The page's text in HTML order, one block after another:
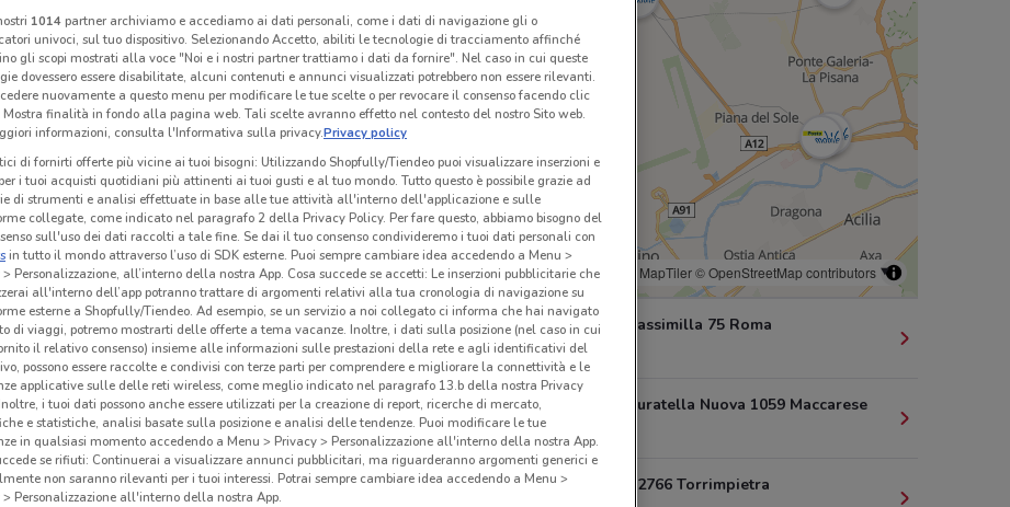
provvedimenti regionali o nazionali. Verifica l’accuratezza
© MapTiler© OpenStreetMap contributors
Via Della Massimilla 75 Roma
4.2 km
Via Della Muratella Nuova 1059 Maccarese
6 km
Via Aurelia 2766 Torrimpietra
1014partner archiviamo e accediamo ai dati personali, come i dati di navigazione gli o
univoci, sul tuo dispositivo. Selezionando Accetto, abiliti le tecnologie di tracciamento affinché
gli scopi mostrati alla voce "Noi e i nostri partner trattiamo i dati da fornire". Nel caso in cui queste
dovessero essere disabilitate, alcuni contenuti e annunci visualizzati potrebbero non essere rilevanti.
nuovamente a questo menu per modificare le tue scelte o per revocare il consenso facendo clic
finalità in fondo alla pagina web. Tali scelte avranno effetto nel contesto del nostro Sito web.
informazioni, consulta l'Informativa sulla privacy.Privacy policy
di fornirti offerte più vicine ai tuoi bisogni: Utilizzando Shopfully/Tiendeo puoi visualizzare inserzioni e
i tuoi acquisti quotidiani più attinenti ai tuoi gusti e al tuo mondo. Tutto questo è possibile grazie ad
di strumenti e analisi effettuate in base alle tue attività all'interno dell'applicazione e sulle
collegate, come indicato nel paragrafo 2 della Privacy Policy. Per fare questo, abbiamo bisogno del
sull'uso dei dati raccolti a tale fine. Se dai il tuo consenso condivideremo i tuoi dati personali con
in tutto il mondo attraverso l’uso di SDK esterne. Puoi sempre cambiare idea accedendo a Menu >
Personalizzazione, all’interno della nostra App. Cosa succede se accetti: Le inserzioni pubblicitarie che
all'interno dell’app potranno trattare di argomenti relativi alla tua cronologia di navigazione su
esterne a Shopfully/Tiendeo. Ad esempio, se un servizio a noi collegato ci informa che hai navigato
di viaggi, potremo mostrarti delle offerte a tema vacanze. Inoltre, i dati sulla posizione (nel caso in cui
il relativo consenso) insieme alle informazioni sulle prestazioni della rete e agli identificativi del
possono essere raccolte e condivisi con terze parti per comprendere e migliorare la connettività e le
applicative sulle delle reti wireless, come meglio indicato nel paragrafo 13.b della nostra Privacy
i tuoi dati possono anche essere utilizzati per la creazione di report, ricerche di mercato,
e statistiche, analisi basate sulla posizione e analisi delle tendenze. Puoi modificare le tue
in qualsiasi momento accedendo a Menu > Privacy > Personalizzazione all'interno della nostra App.
se rifiuti: Continuerai a visualizzare annunci pubblicitari, ma riguarderanno argomenti generici e
non saranno rilevanti per i tuoi interessi. Potrai sempre cambiare idea accedendo a Menu >
Personalizzazione all'interno della nostra App.